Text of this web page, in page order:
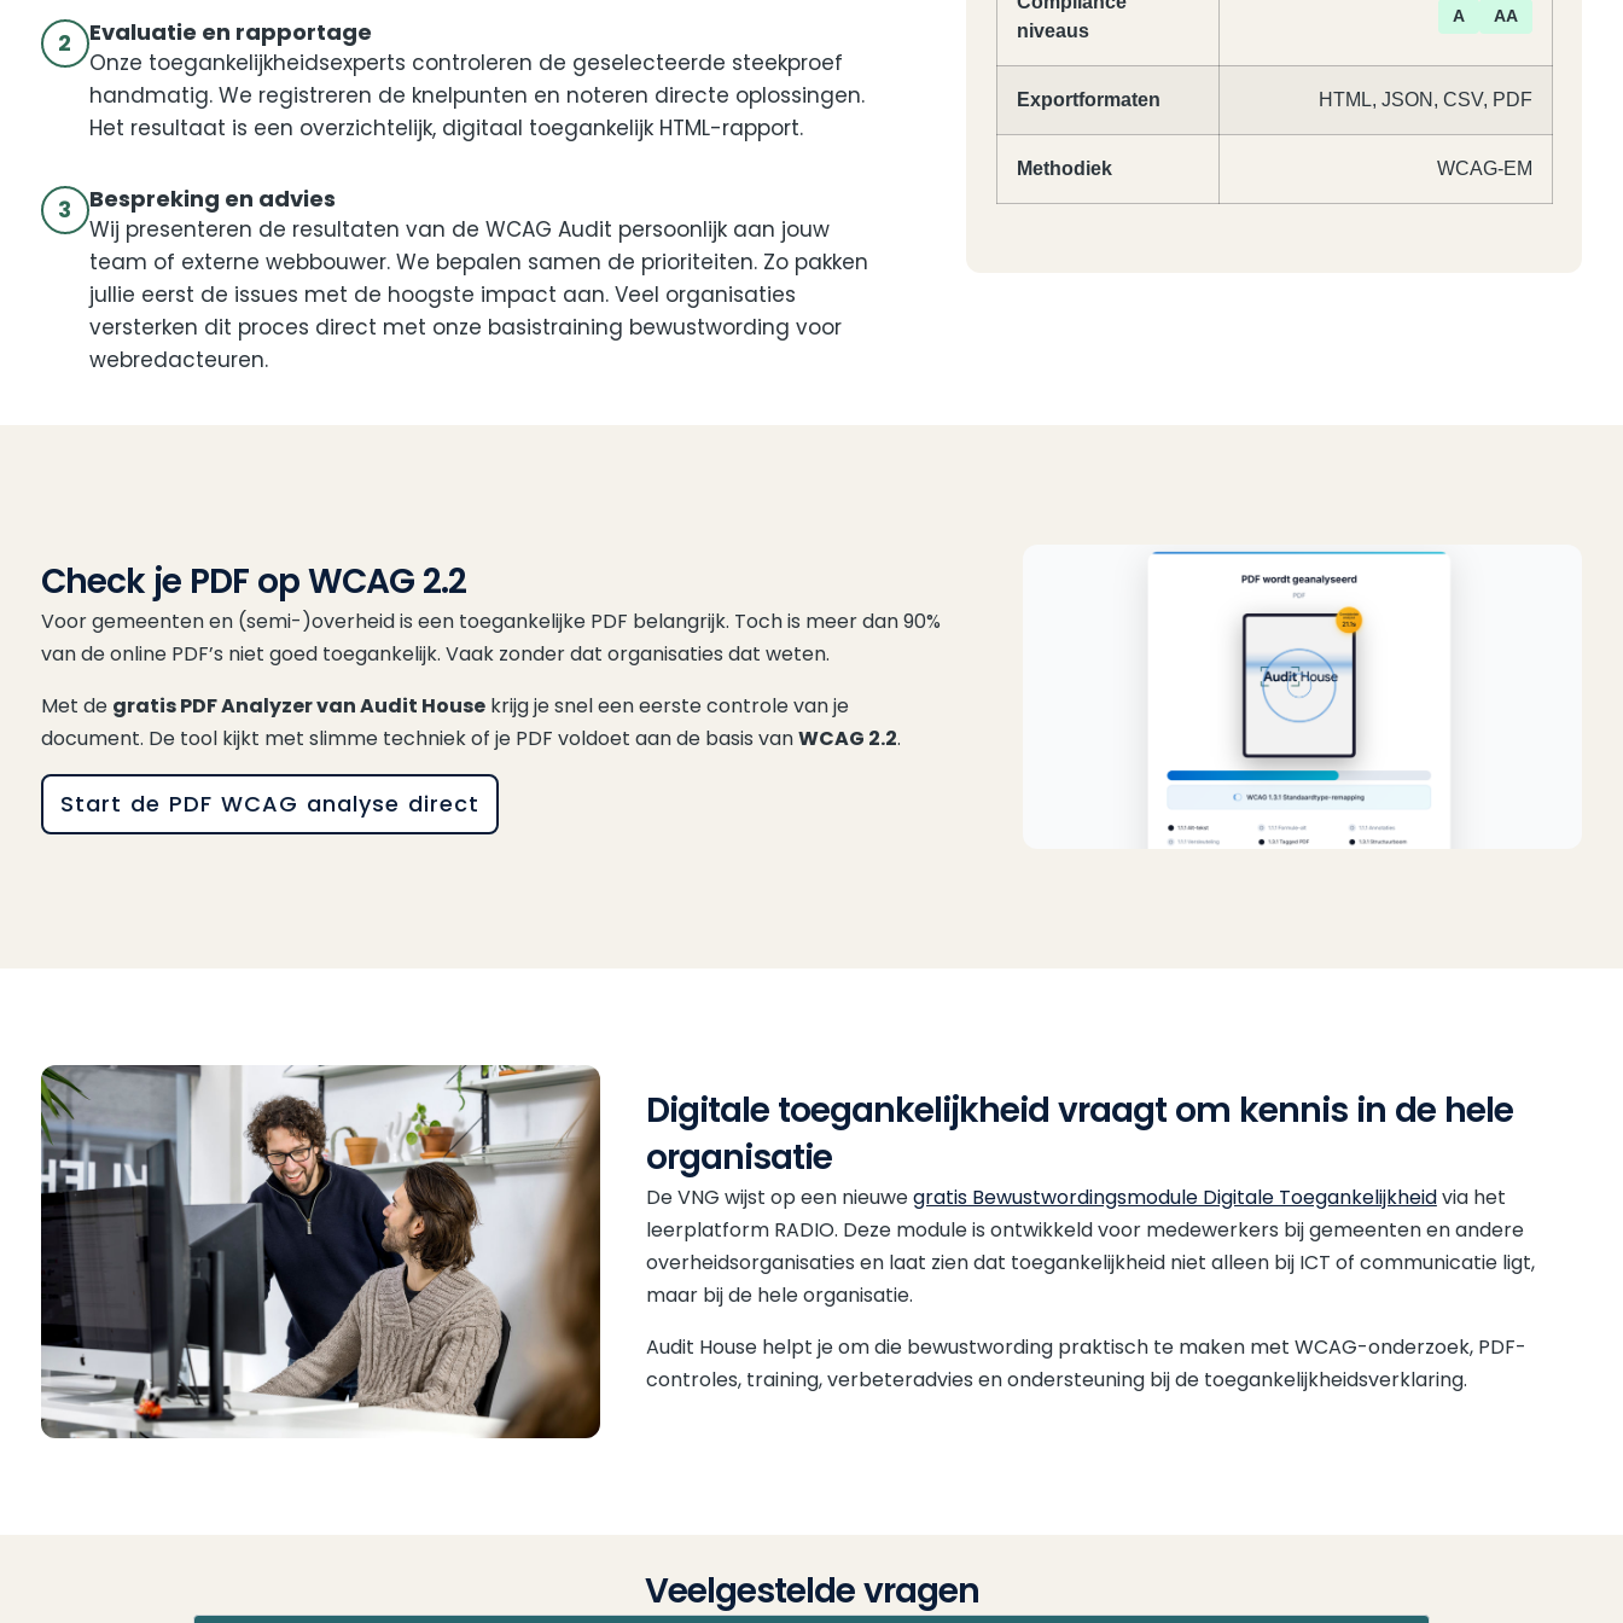
2 Evaluatie en rapportage
Onze toegankelijkheidsexperts controleren de geselecteerde steekproef
handmatig. We registreren de knelpunten en noteren directe oplossingen.
Het resultaat is een overzichtelijk, digitaal toegankelijk HTML-rapport.
3 Bespreking en advies
Wij presenteren de resultaten van de WCAG Audit persoonlijk aan jouw
team of externe webbouwer. We bepalen samen de prioriteiten. Zo pakken
jullie eerst de issues met de hoogste impact aan. Veel organisaties
versterken dit proces direct met onze basistraining bewustwording voor
webredacteuren.
toegankelijkheidstest
niveaus
A AA
Exportformaten HTML, JSON, CSV, PDF
Methodiek WCAG-EM
Check je PDF op WCAG 2.2
Voor gemeenten en (semi-)overheid is een toegankelijke PDF belangrijk. Toch is meer dan 90%
van de online PDF’s niet goed toegankelijk. Vaak zonder dat organisaties dat weten.
Met de gratis PDF Analyzer van Audit Housekrijg je snel een eerste controle van je
document. De tool kijkt met slimme techniek of je PDF voldoet aan de basis vanWCAG 2.2.
Start de PDF WCAG analyse direct
Digitale toegankelijkheid vraagt om kennis in de hele
organisatie
De VNG wijst op een nieuwegratis Bewustwordingsmodule Digitale Toegankelijkheidvia het
leerplatform RADIO. Deze module is ontwikkeld voor medewerkers bij gemeenten en andere
overheidsorganisaties en laat zien dat toegankelijkheid niet alleen bij ICT of communicatie ligt,
maar bij de hele organisatie.
Audit House helpt je om die bewustwording praktisch te maken met WCAG-onderzoek, PDF-
controles, training, verbeteradvies en ondersteuning bij de toegankelijkheidsverklaring.
Veelgestelde vragen